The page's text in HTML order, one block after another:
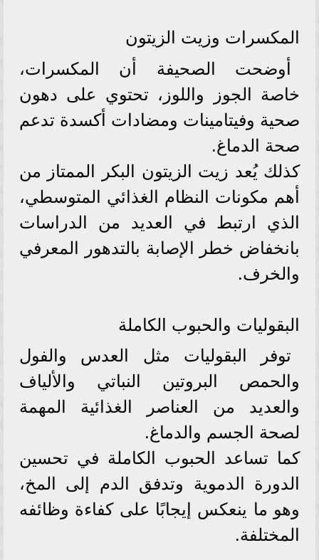
المكسرات وزيت الزيتون
أوضحت الصحيفة أن المكسرات،
خاصة الجوز واللوز، تحتوي على دهون
صحية وفيتامينات ومضادات أكسدة تدعم
صحة الدماغ.
كذلك يُعد زيت الزيتون البكر الممتاز من
أهم مكونات النظام الغذائي المتوسطي،
الذي ارتبط في العديد من الدراسات
بانخفاض خطر الإصابة بالتدهور المعرفي
والخرف.
البقوليات والحبوب الكاملة
توفر البقوليات مثل العدس والفول
والحمص البروتين النباتي والألياف
والعديد من العناصر الغذائية المهمة
لصحة الجسم والدماغ.
كما تساعد الحبوب الكاملة في تحسين
الدورة الدموية وتدفق الدم إلى المخ،
وهو ما ينعكس إيجابًا على كفاءة وظائفه
المختلفة.